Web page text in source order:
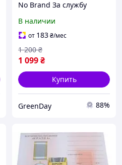
No Brand За службу
территориальная
оборона Украины 32 мм
Золотистый (hub_bwjnub)
В наличии
от 183₴/мес
1 099₴
1 200 ₴
Купить
GreenDay 88%